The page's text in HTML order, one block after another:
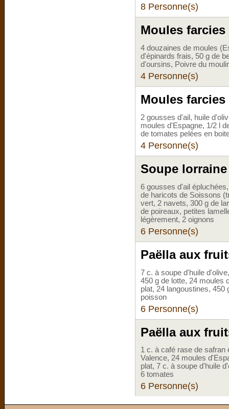
8 Personne(s)
Moules
4 douzaines de moules
d'épinards frais, 50 g de
d'oursins, Poivre du
4 Personne(s)
Moules
2 gousses d'ail, huile
moules d'Espagne, 1/2 l
de tomates pelées en
4 Personne(s)
Soupe
6 gousses d'ail
de haricots de Soissons
vert, 2 navets, 300 g de
de poireaux, petites
légèrement, 2 oignons
6 Personne(s)
Paëlla aux
7 c. à soupe d'huile
450 g de lotte, 24 moules
plat, 24 langoustines,
poisson
6 Personne(s)
Paëlla aux
1 c. à café rase de safran
Valence, 24 moules
plat, 7 c. à soupe d'huile
6 tomates
6 Personne(s)